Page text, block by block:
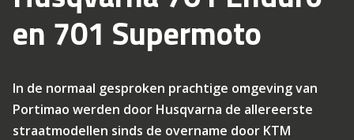
en 701 Supermoto
In de normaal gesproken prachtige omgeving van
Portimao werden door Husqvarna de allereerste
straatmodellen sinds de overname door KTM